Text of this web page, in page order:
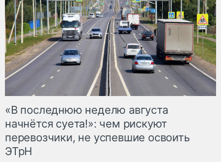
«В последнюю неделю августа
начнётся суета!»: чем рискуют
перевозчики, не успевшие освоить
ЭТрН